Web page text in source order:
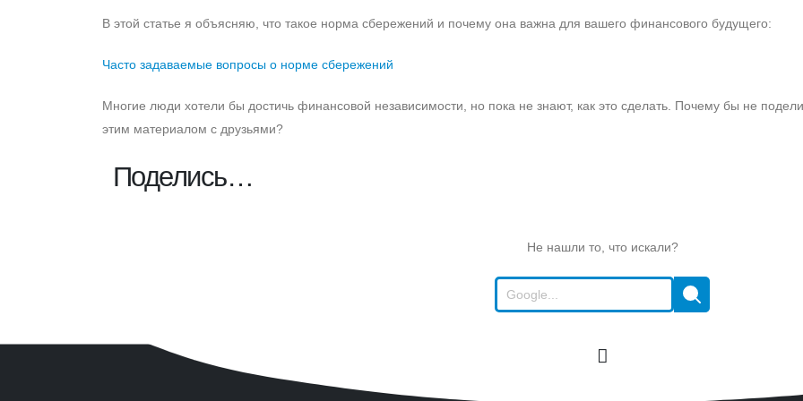
В этой статье я объясняю, что такое норма сбережений и почему она важна для вашего финансового будущего:
Часто задаваемые вопросы о норме сбережений
Многие люди хотели бы достичь финансовой независимости, но пока не знают, как это сделать. Почему бы не
этим материалом с друзьями?
Поделись…
Не нашли то, что искали?